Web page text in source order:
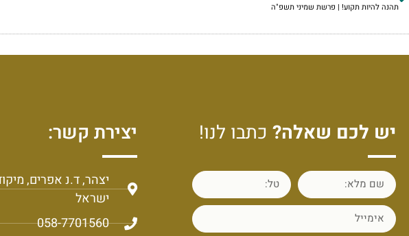
תהנה להיות תקוע! | פרשת שמיני תשפ"ה
יש לכם שאלה? כתבו לנו! יצירת קשר:
ישראל
058-7701560